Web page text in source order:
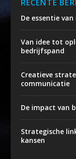
RECENTE
De essentie
Van idee tot
bedrijfspand
Creatieve
communicatie
De impact van
Strategische
kansen